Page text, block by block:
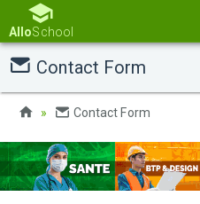
AlloSchool
Contact Form
Contact Form